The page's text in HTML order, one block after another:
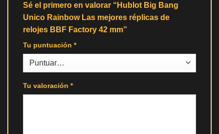
Sé el primero en valorar “Hublot Big Bang
Unico Rainbow Las mejores réplicas de
relojes BBF Factory 42 mm”
Tu puntuación *
Tu valoración *